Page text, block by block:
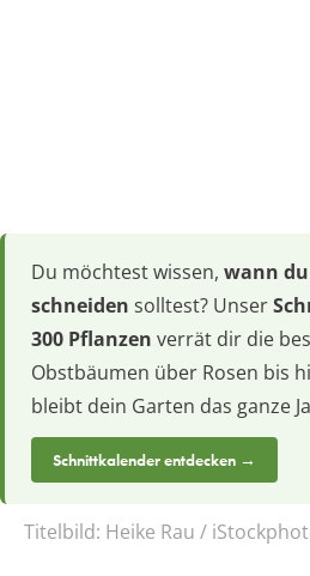
Du möchtest wissen, wann
schneiden solltest? Unser
300 Pflanzen verrät dir die
Obstbäumen über Rosen bis
bleibt dein Garten das ganze
Schnittkalender entdecken →
Titelbild: Heike Rau /